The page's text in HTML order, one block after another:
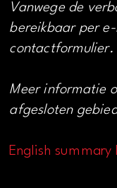
Vanwege de
bereikbaar per
contactformulier.
Meer informatie
afgesloten
English summary